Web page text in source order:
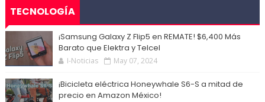
TECNOLOGÍA
¡Samsung Galaxy Z Flip5 en REMATE! $6,400 Más
Barato que Elektra y Telcel
I-Noticias May 07, 2024
¡Bicicleta eléctrica Honeywhale S6-S a mitad de
precio en Amazon México!